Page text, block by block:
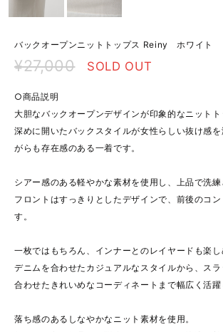
バックオープンニットトップス Reiny ホワイト
¥27,000 SOLD OUT
○商品説明
大胆なバックオープンデザインが印象的なニットト
深めに開いたバックスタイルが女性らしい抜け感
がらも存在感のある一着です。
シアー感のある軽やかな素材を使用し、上品で洗練
フロントはすっきりとしたデザインで、前後のコ
す。
一枚ではもちろん、インナーとのレイヤードも楽し
デニムを合わせたカジュアルなスタイルから、ス
合わせたきれいめなコーディネートまで幅広く活躍
落ち感のあるしなやかなニット素材を使用。